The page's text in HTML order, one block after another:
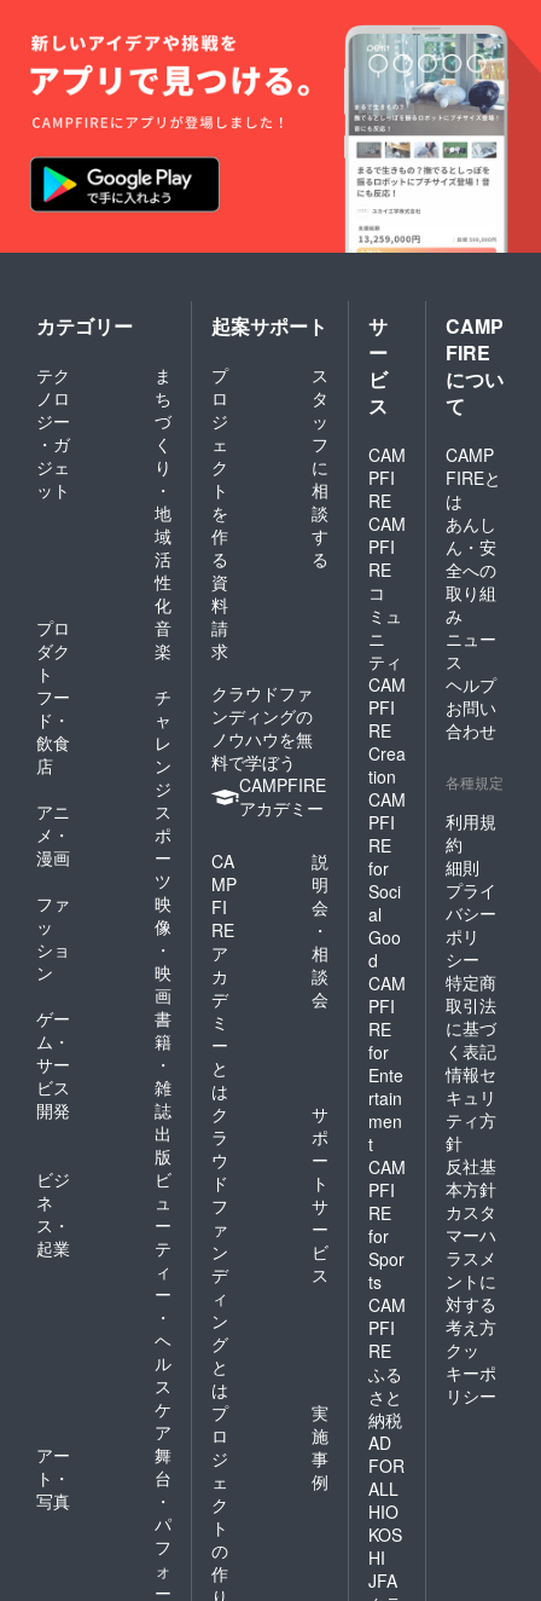
インと
多色彩
を併せ
持つマ
チエー
ルが特
徴の通
称「ボ
ンド
商
れる独
自の画
法は、
2014年
ニュー
ヨーク
で開催
世界最
大級の
アート
フェス
「ART
EXPO
NEW
YORK
2014」
、2016
年パリ
のルー
ブル美
術館で
開催さ
shoppin
く評価
され、
ニュー
ヨーク
「Mich
Mariau
Gallery
」と、
パリで
「ART
DIGITA
STUDIO
」と作
家契約
を交わ
した。
アリユ
メにて4
人展
「照
下」開
催 佐賀
新聞歴
史小説
「威風
挿絵毎
日連載
ジャズ
ガーケ
イコ
リーCD
アルバ
ム「the
golden
rule」
ケット
イラス
ト制作
イラス
トを手
がける
NBCラ
ジオス
キッ
ピーラ
ジオ
カーデ
採用 佐
賀県武
雄市内
宮大絵
馬3枚復
元 アー
トス
ペース
４１７
にてサ
リック
イラス
ト展開
催 喫茶
アリユ
メにて4
人展
「照
下」開
催 佐賀
新聞歴
史小説
「威風
堂々」
挿絵毎
日連載
シン
イコ
リーCD
アルバ
ム「the
golden
rule」
ジャ
ケット
イラス
ト制作
校普通
科芸術
コース
に入学
2006
年、佐
賀北高
校普通
科芸術
を卒業
2006
年、崇
芸術学
部美術
学科彫
刻コー
スに入
学2010
年、崇
芸術学
部美術
学科彫
刻コー
スを卒
業2010
年、崇
城大学
芸術研
究科修
士課程
美術専
攻に入
学2012
年、崇
城大学
究科修
美術専
攻を卒
業2012
年、崇
城大学
研究生
として1
年間勝
野研究
室所属
2013
年、彫
刻家と
して岡
田美術
館にブ
ロンズ
作品
「波
誘」を
永久設
置。以
降2019
年現在
まで彫
刻家と
して作
品に対
する理
想と現
実の交
ecoにつ
いて考
える、
そんな
催しに
なるこ
とを願
いま
す。 プ
フィー
ル 諸井
謙司
年、3月
29日に
佐賀に
生まれ
る2003
年、佐
賀北高
科芸術
コース
に入学
2006
年、佐
賀北高
校普通
科芸術
コース
を卒業
2006
年、崇
城大学
芸術学
部美術
学科彫
スに入
年、崇
城大学
芸術学
部美術
学科彫
刻コー
スを卒
業2010
年、崇
城大学
芸術研
究科修
士課程
美術専
攻に入
学2012
年、崇
城大学
芸術研
究科修
士課程
美術専
攻を卒
業2012
年、崇
城大学
研究生
として1
年間勝
野研究
室所属
カテゴリー
テク
ノロ
ジー
・ガ
ジェ
ット
ま
ち
づ
く
り
・
地
域
活
性
化
プロ
ダク
ト
音
楽
フー
ド・
飲食
店
チ
ャ
レ
ン
ジ
アニ
メ・
漫画
ス
ポ
ー
ツ
ファ
ッ
ショ
ン
映
像
・
映
画
ゲー
ム・
サー
ビス
開発
書
籍
・
雑
誌
出
版
ビジ
ネ
ス・
起業
ビ
ュ
ー
テ
ィ
ー
・
ヘ
ル
ス
ケ
ア
アー
ト・
写真
舞
台
・
パ
フ
ォ
ー
起案サポート
プ
ロ
ジ
ェ
ク
ト
を
作
る
ス
タ
ッ
フ
に
相
談
す
る
資
料
請
求
クラウドファ
ンディングの
ノウハウを無
料で学ぼう
CAMPFIRE
アカデミー
CA
MP
FI
RE
ア
カ
デ
ミ
ー
と
は
説
明
会
・
相
談
会
ク
ラ
ウ
ド
フ
ァ
ン
デ
ィ
ン
グ
と
は
サ
ポ
ー
ト
サ
ー
ビ
ス
プ
ロ
ジ
ェ
ク
ト
の
作
り
実
施
事
例
サ
ー
ビ
ス
CAM
PFI
RE
CAM
PFI
RE
コ
ミュ
ニ
ティ
CAM
PFI
RE
Crea
tion
CAM
PFI
RE
for
Soci
al
Goo
d
CAM
PFI
RE
for
Ente
rtain
men
t
CAM
PFI
RE
for
Spor
ts
CAM
PFI
RE
ふる
さと
納税
AD
FOR
ALL
HIO
KOS
HI
JFA
CAMP
FIRE
につい
て
CAMP
FIREと
は
あんし
ん・安
全への
取り組
み
ニュー
ス
ヘルプ
お問い
合わせ
各種規定
利用規
約
細則
プライ
バシー
ポリ
シー
特定商
取引法
に基づ
く表記
情報セ
キュリ
ティ方
針
反社基
本方針
カスタ
マーハ
ラスメ
ントに
対する
考え方
クッ
キーポ
リシー